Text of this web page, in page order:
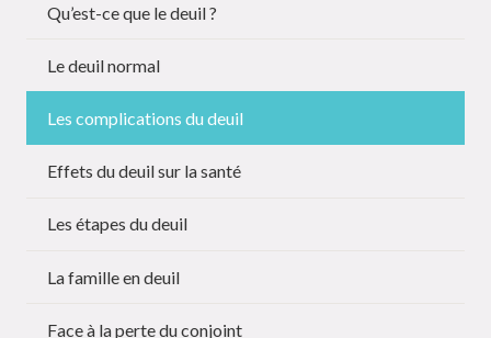
Qu’est-ce que le deuil ?
Le deuil normal
Les complications du deuil
Effets du deuil sur la santé
Les étapes du deuil
La famille en deuil
Face à la perte du conjoint